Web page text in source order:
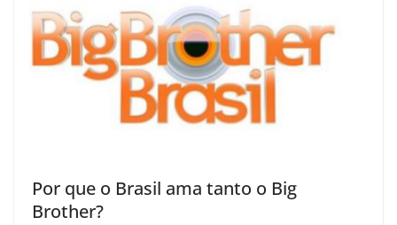
Por que o Brasil ama tanto o Big
Brother?